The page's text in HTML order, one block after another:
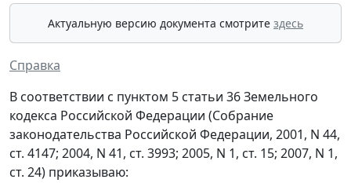
Актуальную версию документа смотрите здесь
Справка
В соответствии с пунктом 5 статьи 36 Земельного
кодекса Российской Федерации (Собрание
законодательства Российской Федерации, 2001, N 44,
ст. 4147; 2004, N 41, ст. 3993; 2005, N 1, ст. 15; 2007, N 1,
ст. 24) приказываю: